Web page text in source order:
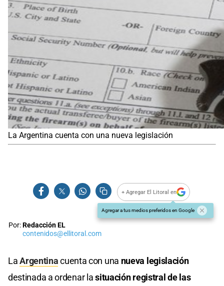
La Argentina cuenta con una nueva legislación
+ Agregar El Litoral en
Agregar a tus medios preferidos en Google
Por:Redacción EL
contenidos@ellitoral.com
LaArgentinacuenta con una nueva legislación
destinada a ordenar lasituación registral de las